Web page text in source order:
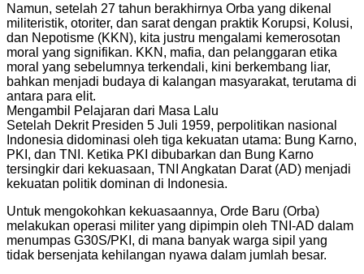
Namun, setelah 27 tahun berakhirnya Orba yang dikenal
militeristik, otoriter, dan sarat dengan praktik Korupsi, Kolusi,
dan Nepotisme (KKN), kita justru mengalami kemerosotan
moral yang signifikan. KKN, mafia, dan pelanggaran etika
moral yang sebelumnya terkendali, kini berkembang liar,
bahkan menjadi budaya di kalangan masyarakat, terutama di
antara para elit.
Mengambil Pelajaran dari Masa Lalu
Setelah Dekrit Presiden 5 Juli 1959, perpolitikan nasional
Indonesia didominasi oleh tiga kekuatan utama: Bung Karno,
PKI, dan TNI. Ketika PKI dibubarkan dan Bung Karno
tersingkir dari kekuasaan, TNI Angkatan Darat (AD) menjadi
kekuatan politik dominan di Indonesia.
Untuk mengokohkan kekuasaannya, Orde Baru (Orba)
melakukan operasi militer yang dipimpin oleh TNI-AD dalam
menumpas G30S/PKI, di mana banyak warga sipil yang
tidak bersenjata kehilangan nyawa dalam jumlah besar.